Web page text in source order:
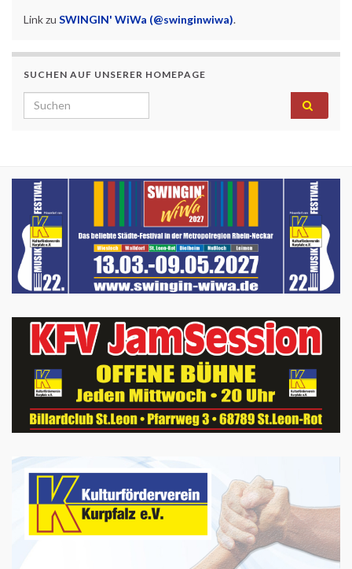
Link zu SWINGIN' WiWa (@swinginwiwa).
SUCHEN AUF UNSERER HOMEPAGE
Search for: